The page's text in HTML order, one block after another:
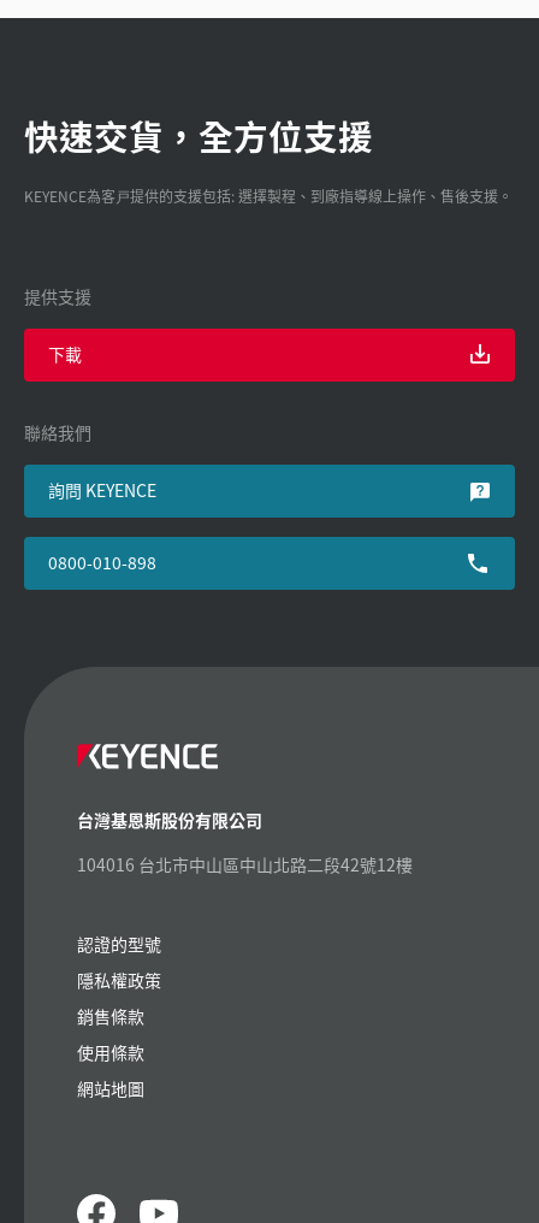
快速交貨，全方位支援
KEYENCE為客戸提供的支援包括: 選擇製程、到廠指導線上操作、售後支援。
提供支援
下載
聯絡我們
詢問 KEYENCE
0800-010-898
台灣基恩斯股份有限公司
104016 台北市中山區中山北路二段42號12樓
認證的型號
隱私權政策
銷售條款
使用條款
網站地圖